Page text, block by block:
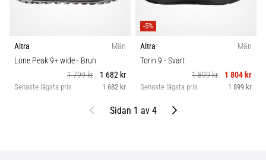
Altra
Män
Lone Peak 9+ wide- Brun
1 799 kr
1 682 kr
Senaste lägsta pris 1 682 kr
-5%
Altra
Män
Torin 9 - Svart
1 899 kr
1 804 kr
Senaste lägsta pris 1 899 kr
Föregående
Sidan 1 av 4 Nästa